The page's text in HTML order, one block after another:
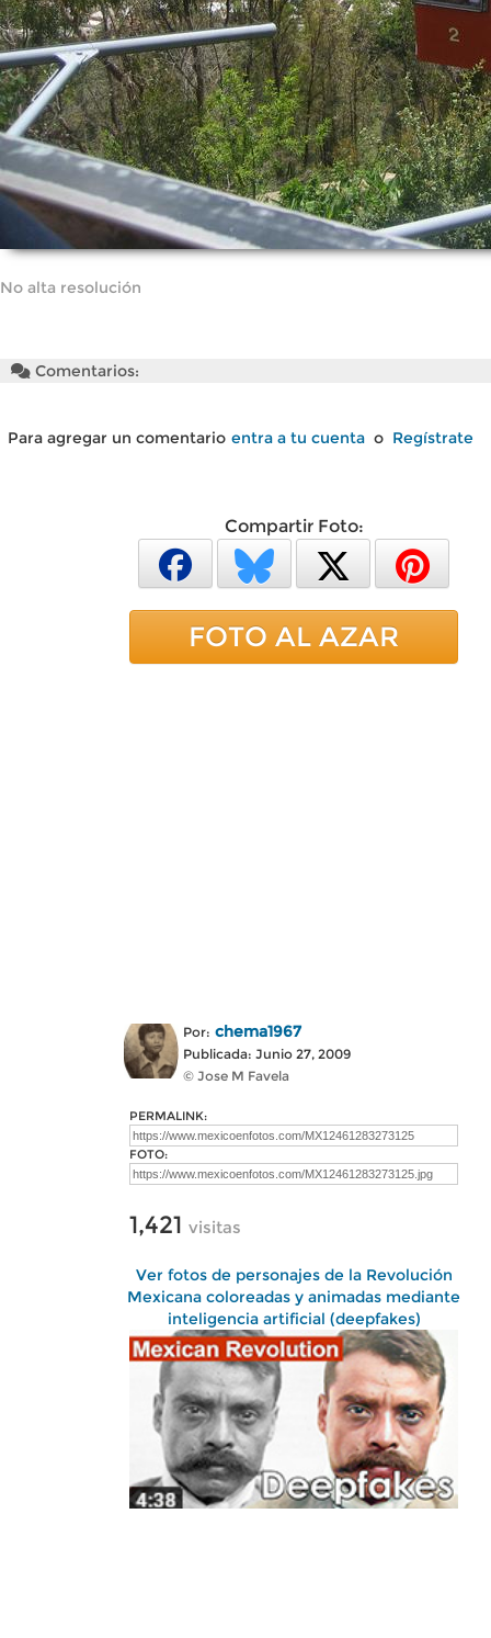
No alta resolución
Comentarios:
Para agregar un comentario entra a tu cuenta o Regístrate
Compartir Foto:
FOTO AL AZAR
Por: chema1967
Publicada: Junio 27, 2009
© Jose M Favela
PERMALINK:
FOTO:
1,421 visitas
Ver fotos de personajes de la Revolución
Mexicana coloreadas y animadas mediante
inteligencia artificial (deepfakes)